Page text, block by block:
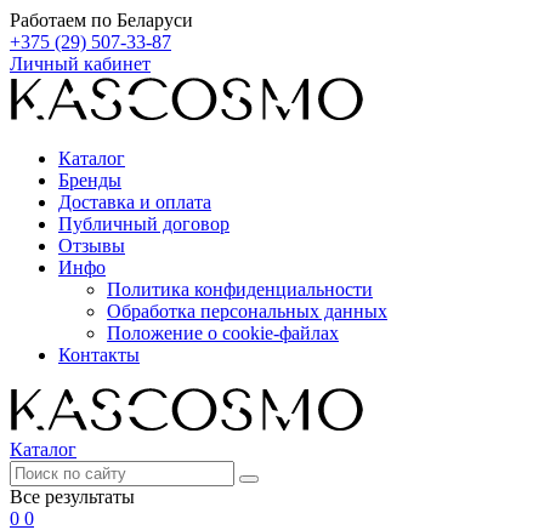
Работаем по Беларуси
+375 (29) 507-33-87
Личный кабинет
Каталог
Бренды
Доставка и оплата
Публичный договор
Отзывы
Инфо
Политика конфиденциальности
Обработка персональных данных
Положение о cookie-файлах
Контакты
Каталог
Все результаты
0 0